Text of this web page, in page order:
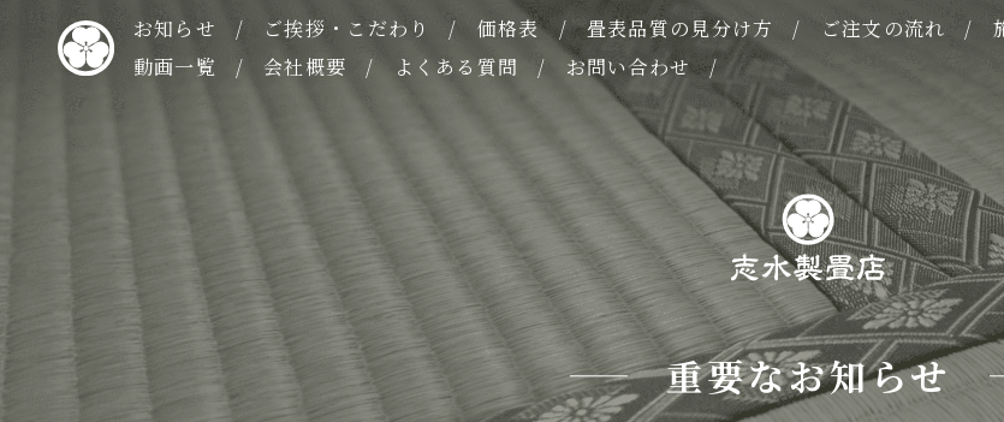
お知らせ ご挨拶・こだわり 価格表 畳表品質の見分け方 ご注文の流れ
動画一覧
会社概要 よくある質問 お問い合わせ
重要なお知らせ